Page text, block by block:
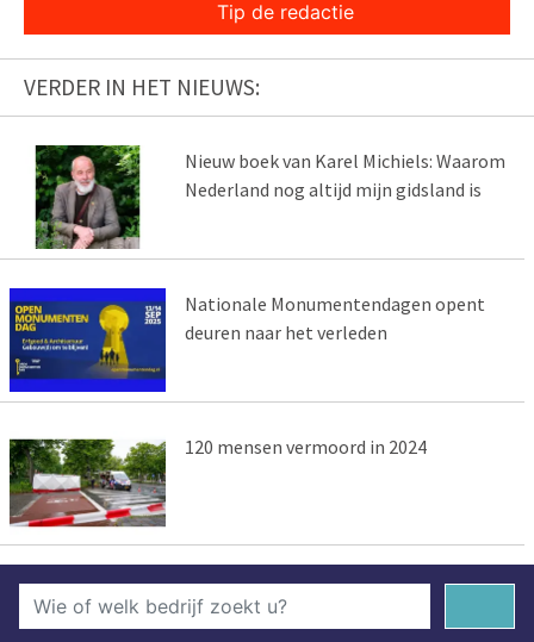
Tip de redactie
VERDER IN HET NIEUWS:
Nieuw boek van Karel Michiels: Waarom
Nederland nog altijd mijn gidsland is
Nationale Monumentendagen opent
deuren naar het verleden
120 mensen vermoord in 2024